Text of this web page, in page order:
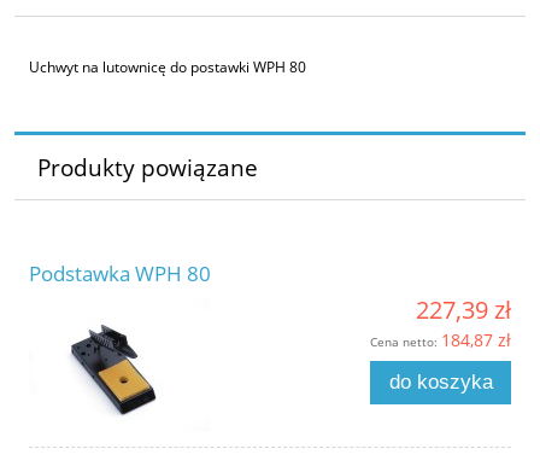
Uchwyt na lutownicę do postawki WPH 80
Produkty powiązane
Podstawka WPH 80
227,39 zł
Cena netto: 184,87 zł
do koszyka